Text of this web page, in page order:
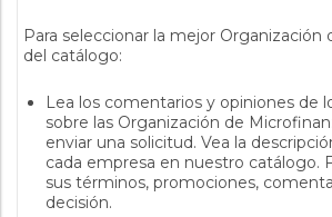
Para seleccionar la mejor Organización
del catálogo:
Lea los comentarios y opiniones de
sobre las Organización de
enviar una solicitud. Vea la
cada empresa en nuestro catálogo.
sus términos, promociones,
decisión.